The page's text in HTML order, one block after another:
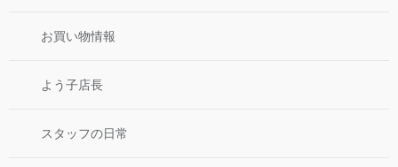
お買い物情報
よう子店長
スタッフの日常